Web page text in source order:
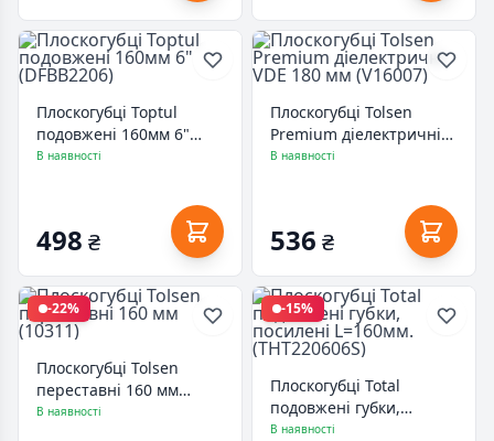
Плоскогубці Toptul
подовжені 160мм 6"
(DFBB2206)
В наявності
498 ₴
Плоскогубці Tolsen
Premium діелектричні
VDE 180 мм (V16007)
В наявності
536 ₴
-22%
Плоскогубці Tolsen
переставні 160 мм
(10311)
В наявності
-15%
Плоскогубці Total
подовжені губки,
посилені L=160мм.
В наявності